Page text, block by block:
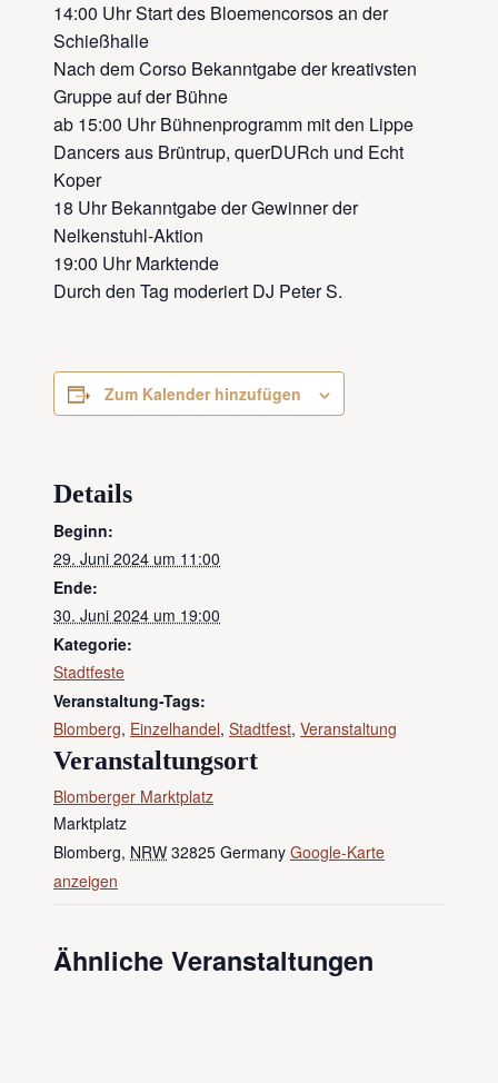
14:00 Uhr Start des Bloemencorsos an der
Schießhalle
Nach dem Corso Bekanntgabe der kreativsten
Gruppe auf der Bühne
ab 15:00 Uhr Bühnenprogramm mit den Lippe
Dancers aus Brüntrup, querDURch und Echt
Koper
18 Uhr Bekanntgabe der Gewinner der
Nelkenstuhl-Aktion
19:00 Uhr Marktende
Durch den Tag moderiert DJ Peter S.
Zum Kalender hinzufügen
Details
Beginn:
29. Juni 2024 um 11:00
Ende:
30. Juni 2024 um 19:00
Kategorie:
Stadtfeste
Veranstaltung-Tags:
Blomberg, Einzelhandel, Stadtfest, Veranstaltung
Veranstaltungsort
Blomberger Marktplatz
Marktplatz
Blomberg, NRW 32825 Germany Google-Karte
anzeigen
Ähnliche Veranstaltungen